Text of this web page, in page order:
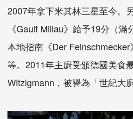
2007年拿下米其林三星至今。
《Gault Millau》給予19分（
本地指南《Der
等。2011年主廚受頒德國美食
Witzigmann，被譽為「世紀大廚